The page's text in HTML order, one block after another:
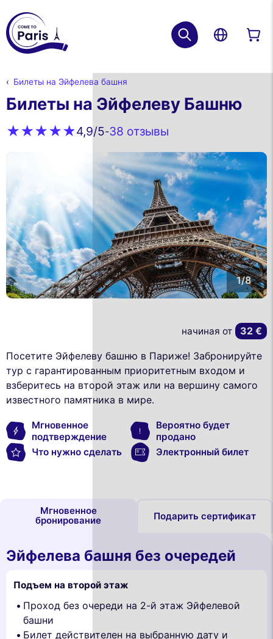
Билеты на Эйфелева башня
Билеты на Эйфелеву Башню
4,9/5-38 oтзывы
1/8
Посетите Эйфелеву башню в Париже! Забронируйте
тур с гарантированным приоритетным входом и
взберитесь на второй этаж или на вершину самого
известного памятника в мире.
Мгновенное
подтверждение
Вероятно будет
продано
Что нужно сделать
Электронный билет
начиная от 32 €
Мгновенное
бронирование
Подарить сертификат
Эйфелева башня без очередей
Подъем на второй этаж
Проход без очереди на 2-й этаж Эйфелевой
башни
Билет действителен на выбранную дату и